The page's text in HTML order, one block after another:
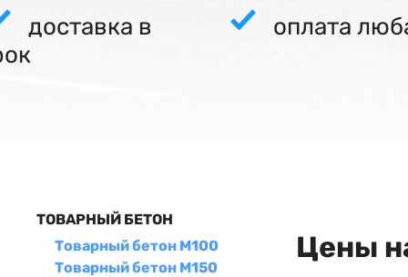
доставка в
оплата
ТОВАРНЫЙ БЕТОН
Товарный бетон М100
Товарный бетон М150
Цены